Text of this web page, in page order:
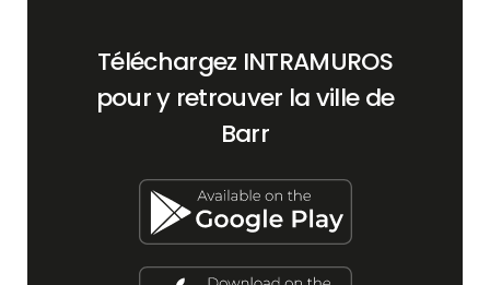
Téléchargez INTRAMUROS
pour y retrouver la ville de
Barr